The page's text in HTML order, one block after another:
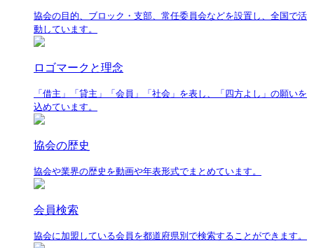
協会の目的、ブロック・支部、常任委員会などを設置し、全国で活
動しています。
ロゴマークと理念
「借主」「貸主」「会員」「社会」を表し、「四方よし」の願いを
込めています。
協会の歴史
協会や業界の歴史を動画や年表形式でまとめています。
会員検索
協会に加盟している会員を都道府県別で検索することができます。